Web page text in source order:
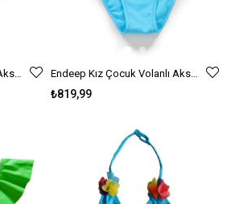
Endeep Kız Çocuk Volanlı Aksesuarlı Açık Pembe Bikini Takımı Endeep Kız Çocuk Volanlı Aksesuarlı Mavi Bikini Takımı
₺819,99